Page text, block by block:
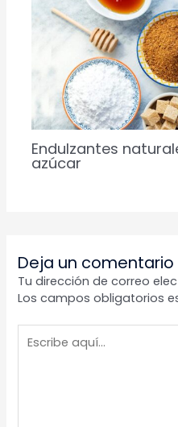
Endulzantes
azúcar
Deja un comentario
Tu dirección de correo
Los campos obligatorios
aquí...